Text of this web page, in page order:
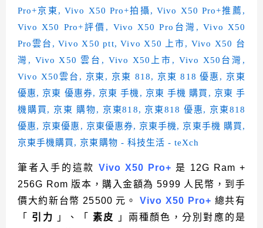
筆者入手的這款 Vivo X50 Pro+ 是 12G Ram +
256G Rom 版本，購入金額為 5999 人民幣，到手
價大約新台幣 25500 元。Vivo X50 Pro+ 總共有
「
引力 」、「 素皮
」兩種顏色，分別對應的是